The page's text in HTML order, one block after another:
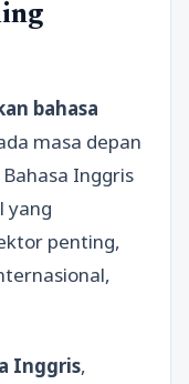
bahasa
masa depan
Inggris
yang
penting,
Inggris,